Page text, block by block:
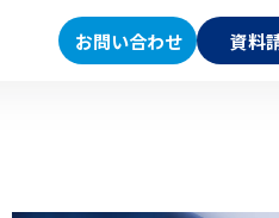
お問い合わせ 資料